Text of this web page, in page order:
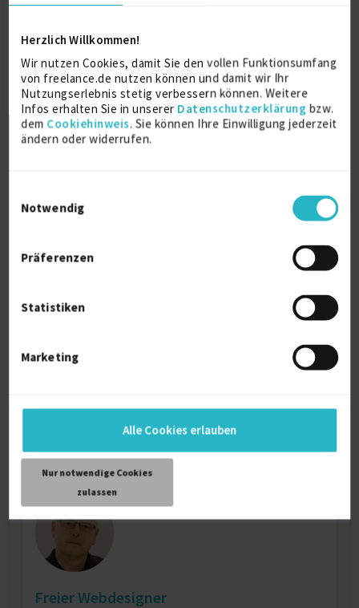
Herzlich Willkommen!
Wir nutzen Cookies, damit Sie den vollen Funktionsumfang
von freelance.de nutzen können und damit wir Ihr
Nutzungserlebnis stetig verbessern können. Weitere
Infos erhalten Sie in unserer Datenschutzerklärung bzw.
dem Cookiehinweis. Sie können Ihre Einwilligung jederzeit
ändern oder widerrufen.
Notwendig
Präferenzen
Statistiken
Marketing
Alle Cookies erlauben
Nur notwendige Cookies
zulassen
Referenzen
auf Anfrage
D-79100 Freiburg
Senior Full Stack Web Developer
CSS (Cascading Style Sheet)
HTML5
0
Referenzen
Freier Webdesigner